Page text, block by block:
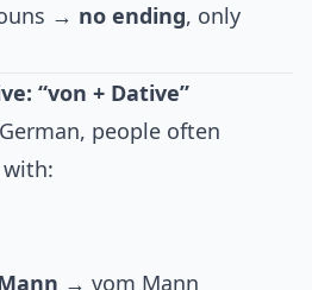
→ no ending, only
“von + Dative”
people often
→ vom Mann